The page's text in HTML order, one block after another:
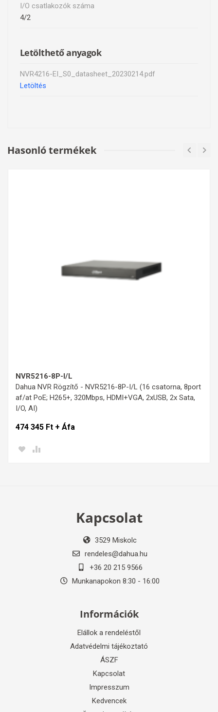
I/O csatlakozók száma
4/2
Letölthető anyagok
NVR4216-EI_S0_datasheet_20230214.pdf
Letöltés
Hasonló termékek
NVR5216-8P-I/L
Dahua NVR Rögzítő - NVR5216-8P-I/L (16 csatorna, 8port
af/at PoE; H265+, 320Mbps, HDMI+VGA, 2xUSB, 2x Sata,
I/O, AI)
474 345 Ft + Áfa
Kapcsolat
3529 Miskolc
rendeles@dahua.hu
+36 20 215 9566
Munkanapokon 8:30 - 16:00
Információk
Elállok a rendeléstől
Adatvédelmi tájékoztató
ÁSZF
Kapcsolat
Impresszum
Kedvencek